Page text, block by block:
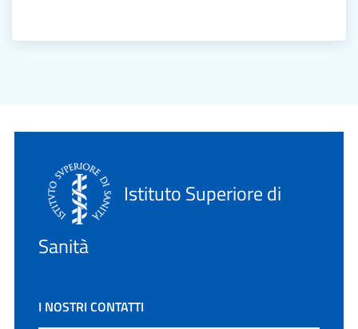
Istituto Superiore di
Sanità
I NOSTRI CONTATTI